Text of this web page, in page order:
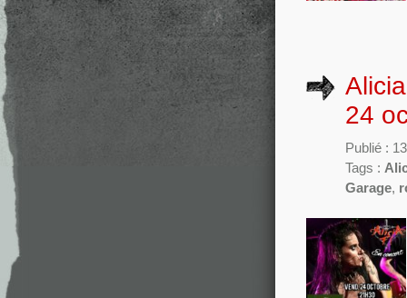
24
Publié :
Tags :
Garage,